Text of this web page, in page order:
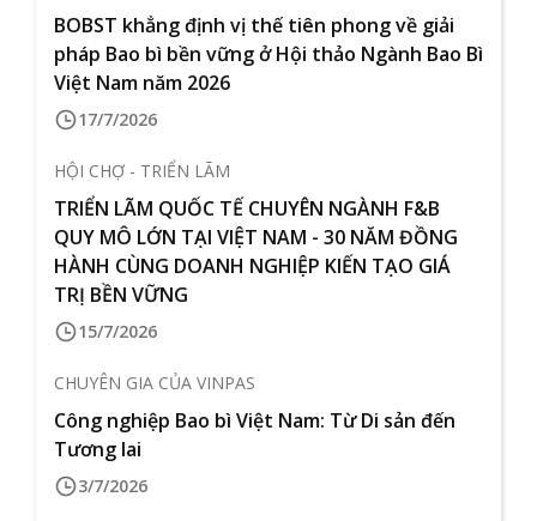
BOBST khẳng định vị thế tiên phong về giải
pháp Bao bì bền vững ở Hội thảo Ngành Bao Bì
Việt Nam năm 2026
17/7/2026
HỘI CHỢ - TRIỂN LÃM
TRIỂN LÃM QUỐC TẾ CHUYÊN NGÀNH F&B
QUY MÔ LỚN TẠI VIỆT NAM - 30 NĂM ĐỒNG
HÀNH CÙNG DOANH NGHIỆP KIẾN TẠO GIÁ
TRỊ BỀN VỮNG
15/7/2026
CHUYÊN GIA CỦA VINPAS
Công nghiệp Bao bì Việt Nam: Từ Di sản đến
Tương lai
3/7/2026